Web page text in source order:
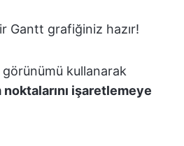
Gantt grafiğiniz hazır!
görünümü kullanarak
noktalarını işaretlemeye